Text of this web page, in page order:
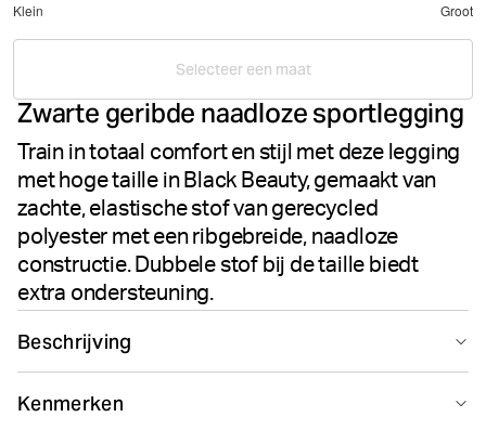
Klein Groot
uit
5
stemmen
Selecteer een maat
Zwarte geribde naadloze sportlegging
Train in totaal comfort en stijl met deze legging
met hoge taille in Black Beauty, gemaakt van
zachte, elastische stof van gerecycled
polyester met een ribgebreide, naadloze
constructie. Dubbele stof bij de taille biedt
extra ondersteuning.
Beschrijving
Beauty bieden prestaties en comfort tijdens je
Kenmerken